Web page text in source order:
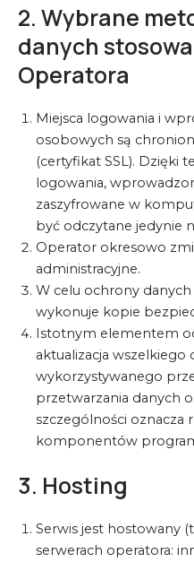
2. Wybrane
danych
Operatora
Miejsca logowania i
osobowych są
(certyfikat SSL). Dzięki
logowania,
zaszyfrowane w
być odczytane jedynie
Operator okresowo
administracyjne.
W celu ochrony
wykonuje kopie
Istotnym elementem
aktualizacja
wykorzystywanego
przetwarzania danych
szczególności oznacza
komponentów
3. Hosting
Serwis jest hostowany
serwerach operatora: